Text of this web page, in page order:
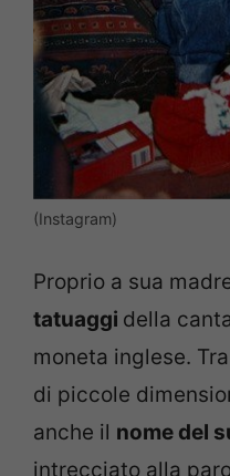
(Instagram)
Proprio a sua
tatuaggi della
moneta inglese.
di piccole
anche il nome del
intrecciato alla